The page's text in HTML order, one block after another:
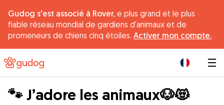
Gudog s'est associé à Rover, e plus grand et le plus
fiable réseau mondial de gardiens d'animaux et de
promeneurs de chiens cinq étoiles. Activer mon compte.
🐾 J’adore les animaux🐶😻